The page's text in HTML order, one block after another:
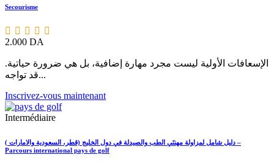
Secourisme
2.000 DA
الإسعافات الأولية ليست مجرد مهارة إضافية، بل هي ضرورة حياتية.
قد تواجه...
Inscrivez-vous maintenant
Intermédiaire
دليل شامل لمزاولة مهنتَي الطب والصيدلة في دول الخليج (قطر، السعودية والامارات ) –
Parcours international pays de golf